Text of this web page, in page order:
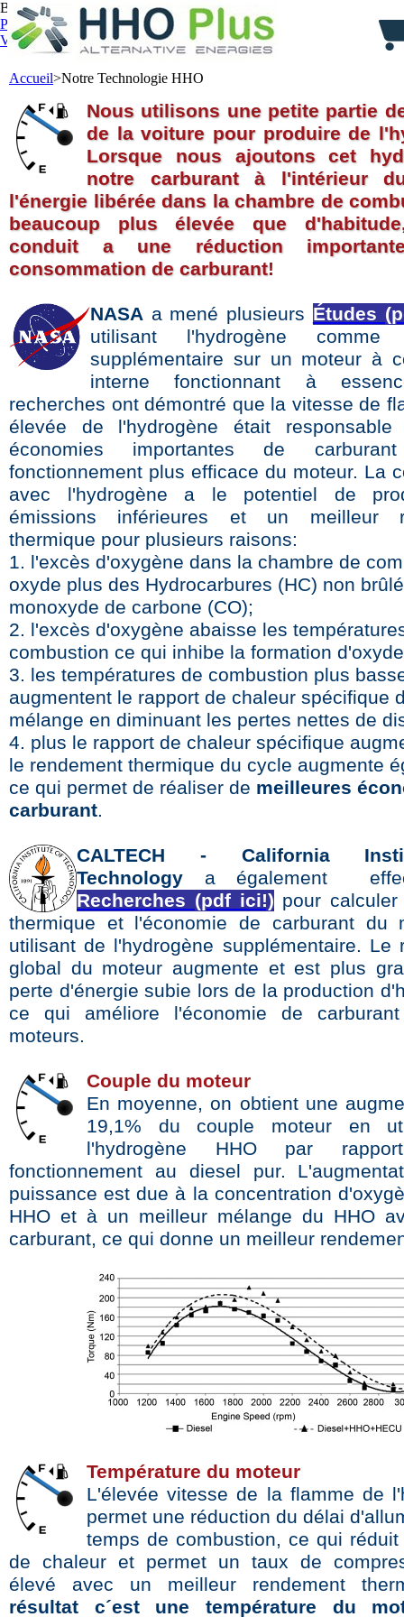
Bienvenue,
identifiez-vous
Panier : 0 produit produits
(vide)
Votre compte
Accueil>Notre Technologie HHO
Nous utilisons une petite partie
de la voiture pour produire de
Lorsque nous ajoutons cet
notre carburant à l'intérieur
l'énergie libérée dans la chambre de
beaucoup plus élevée que
conduit a une réduction
consommation de carburant!
NASA a mené plusieurs Études
utilisant l'hydrogène comme
supplémentaire sur un moteur à
interne fonctionnant à
recherches ont démontré que la vitesse de
élevée de l'hydrogène était
économies importantes de
fonctionnement plus efficace du moteur. La
avec l'hydrogène a le potentiel de
émissions inférieures et un meilleur
thermique pour plusieurs raisons:
1. l'excès d'oxygène dans la chambre de
oxyde plus des Hydrocarbures (HC) non
monoxyde de carbone (CO);
2. l'excès d'oxygène abaisse les
combustion ce qui inhibe la formation
3. les températures de combustion plus
augmentent le rapport de chaleur spécifique
mélange en diminuant les pertes nettes de
4. plus le rapport de chaleur spécifique
le rendement thermique du cycle augmente
ce qui permet de réaliser de meilleures
carburant.
CALTECH -California
Technology a également
Recherches (pdf ici!) pour
thermique et l'économie de carburant du
utilisant de l'hydrogène supplémentaire. Le
global du moteur augmente et est plus
perte d'énergie subie lors de la production
ce qui améliore l'économie de
moteurs.
Couple du moteur
En moyenne, on obtient une
19,1% du couple moteur en
l'hydrogène HHO par
fonctionnement au diesel pur.
puissance est due à la concentration
HHO et à un meilleur mélange du HHO
carburant, ce qui donne un meilleur
Température du moteur
L'élevée vitesse de la flamme de
permet une réduction du délai
temps de combustion, ce qui
de chaleur et permet un taux de
élevé avec un meilleur rendement
résultat c´est une température du